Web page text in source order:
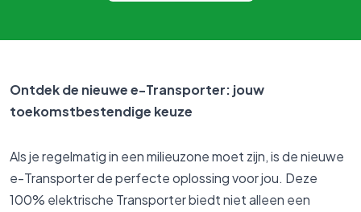
Ontdek de nieuwe e-Transporter: jouw
toekomstbestendige keuze
Als je regelmatig in een milieuzone moet zijn, is de nieuwe
e-Transporter de perfecte oplossing voor jou. Deze
100% elektrische Transporter biedt niet alleen een